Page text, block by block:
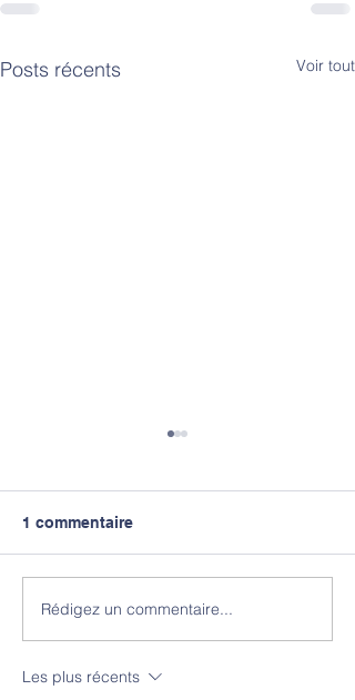
Posts récents Voir tout
Mariage de Grégory
Crespin et Julie Spens
1 commentaire
Rédigez un commentaire...
Les plus récents